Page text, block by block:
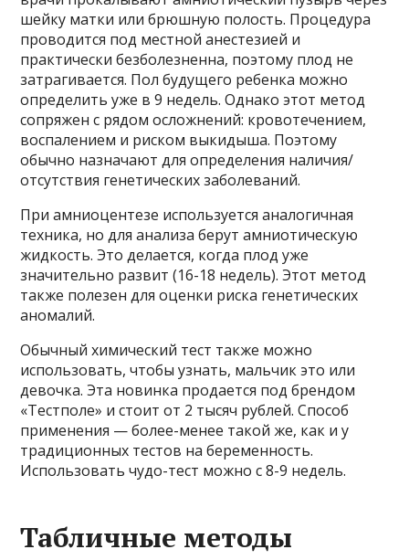
шейку матки или брюшную полость. Процедура
проводится под местной анестезией и
практически безболезненна, поэтому плод не
затрагивается. Пол будущего ребенка можно
определить уже в 9 недель. Однако этот метод
сопряжен с рядом осложнений: кровотечением,
воспалением и риском выкидыша. Поэтому
обычно назначают для определения наличия/
отсутствия генетических заболеваний.
При амниоцентезе используется аналогичная
техника, но для анализа берут амниотическую
жидкость. Это делается, когда плод уже
значительно развит (16-18 недель). Этот метод
также полезен для оценки риска генетических
аномалий.
Обычный химический тест также можно
использовать, чтобы узнать, мальчик это или
девочка. Эта новинка продается под брендом
«Тестполе» и стоит от 2 тысяч рублей. Способ
применения — более-менее такой же, как и у
традиционных тестов на беременность.
Использовать чудо-тест можно с 8-9 недель.
Табличные методы